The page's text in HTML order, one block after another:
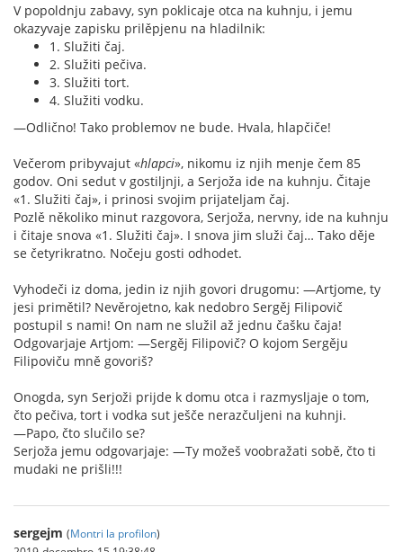
V popoldnju zabavy, syn poklicaje otca na kuhnju, i jemu
okazyvaje zapisku prilěpjenu na hladilnik:
1. Služiti čaj.
2. Služiti pečiva.
3. Služiti tort.
4. Služiti vodku.
—Odlično! Tako problemov ne bude. Hvala, hlapčiče!
Večerom pribyvajut «hlapci», nikomu iz njih menje čem 85
godov. Oni sedut v gostiljnji, a Serjoža ide na kuhnju. Čitaje
«1. Služiti čaj», i prinosi svojim prijateljam čaj.
Pozlě několiko minut razgovora, Serjoža, nervny, ide na kuhnju
i čitaje snova «1. Služiti čaj». I snova jim služi čaj… Tako děje
se četyrikratno. Nočeju gosti odhodet.
Vyhodeči iz doma, jedin iz njih govori drugomu: —Artjome, ty
jesi primětil? Nevěrojetno, kak nedobro Sergěj Filipovič
postupil s nami! On nam ne služil až jednu čašku čaja!
Odgovarjaje Artjom: —Sergěj Filipovič? O kojom Sergěju
Filipoviču mně govoriš?
Onogda, syn Serjoži prijde k domu otca i razmysljaje o tom,
čto pečiva, tort i vodka sut ješče nerazčuljeni na kuhnji.
—Papo, čto slučilo se?
Serjoža jemu odgovarjaje: —Ty možeš voobražati sobě, čto ti
mudaki ne prišli!!!
sergejm (Montri la profilon)